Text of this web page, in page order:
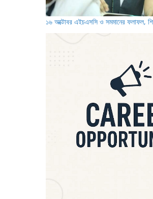
১৬ অক্টোবর এইচএসসি ও সমমানের ফলাফল,